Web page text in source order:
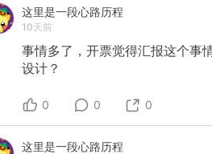
这里是一段心路历程
10天前
事情多了，开票觉得汇报这个事
设计？
0 0 0
这里是一段心路历程